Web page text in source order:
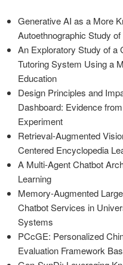
Generative AI as a More
Autoethnographic Study
An Exploratory Study of a
Tutoring System Using a
Education
Design Principles and
Dashboard: Evidence
Experiment
Retrieval-Augmented
Centered Encyclopedia
A Multi-Agent Chatbot
Learning
Memory-Augmented
Chatbot Services in
Systems
PCcGE: Personalized
Evaluation Framework